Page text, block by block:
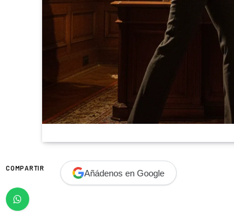
COMPARTIR Añádenos en Google